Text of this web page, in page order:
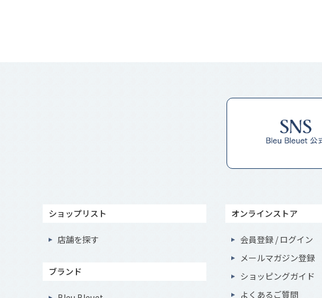
ショップリスト
店舗を探す
ブランド
オンラインストア
会員登録 / ログイン
メールマガジン登録
ショッピングガイド
よくあるご質問